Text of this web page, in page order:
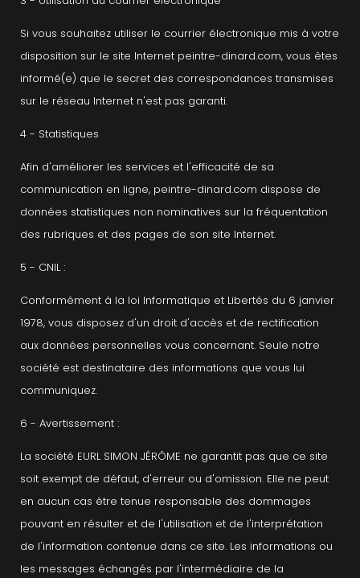
Si vous souhaitez utiliser le courrier électronique mis à votre
disposition sur le site Internet peintre-dinard.com, vous êtes
informé(e) que le secret des correspondances transmises
sur le réseau Internet n'est pas garanti.
4 - Statistiques
Afin d'améliorer les services et l'efficacité de sa
communication en ligne, peintre-dinard.com dispose de
données statistiques non nominatives sur la fréquentation
des rubriques et des pages de son site Internet.
5 - CNIL :
Conformément à la loi Informatique et Libertés du 6 janvier
1978, vous disposez d'un droit d'accès et de rectification
aux données personnelles vous concernant. Seule notre
société est destinataire des informations que vous lui
communiquez.
6 - Avertissement :
La société EURL SIMON JÉRÔME ne garantit pas que ce site
soit exempt de défaut, d'erreur ou d'omission. Elle ne peut
en aucun cas être tenue responsable des dommages
pouvant en résulter et de l'utilisation et de l'interprétation
de l'information contenue dans ce site. Les informations ou
les messages échangés par l'intermédiaire de la